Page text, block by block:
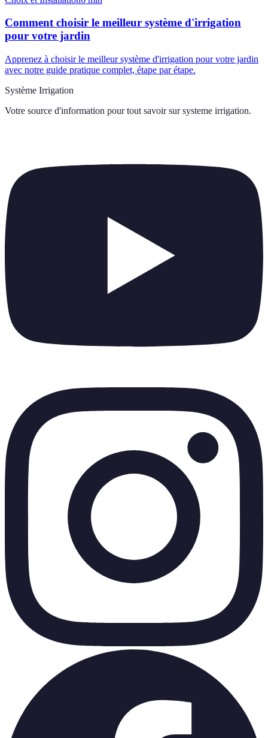
Comment choisir le meilleur système d'irrigation
pour votre jardin
Apprenez à choisir le meilleur système d'irrigation pour votre jardin
avec notre guide pratique complet, étape par étape.
Système Irrigation
Votre source d'information pour tout savoir sur systeme irrigation.